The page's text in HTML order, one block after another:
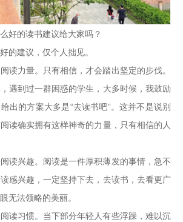
的读书建议给大家吗？
建议，仅个人拙见。
力量。只有相信，才会踏出坚定的步伐。
遇到过一群困惑的学生，大多时候，我鼓励
出的方案大多是“去读书吧”。这并不是说别
读确实拥有这样神奇的力量，只有相信的人
兴趣。阅读是一件厚积薄发的事情，急不
感兴趣，一定坚持下去，去读书，去看更广
无法领略的美丽。
习惯。当下部分年轻人有些浮躁，难以沉